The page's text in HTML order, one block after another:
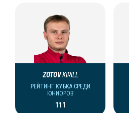
ZOTOVKIRILL
РЕЙТИНГ КУБКА СРЕДИ
ЮНИОРОВ
111